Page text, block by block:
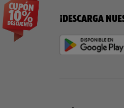
¡DESCARGA